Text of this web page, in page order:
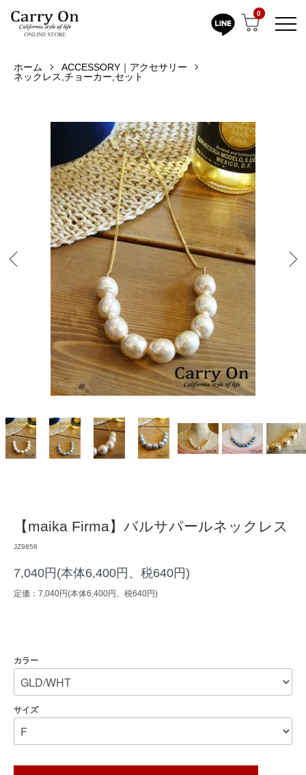
0
ホーム
ACCESSORY｜アクセサリー
ネックレス,チョーカー,セット
【maika Firma】バルサパールネックレス
JZ9858
7,040円(本体6,400円、税640円)
定価：7,040円(本体6,400円、税640円)
カラー
サイズ